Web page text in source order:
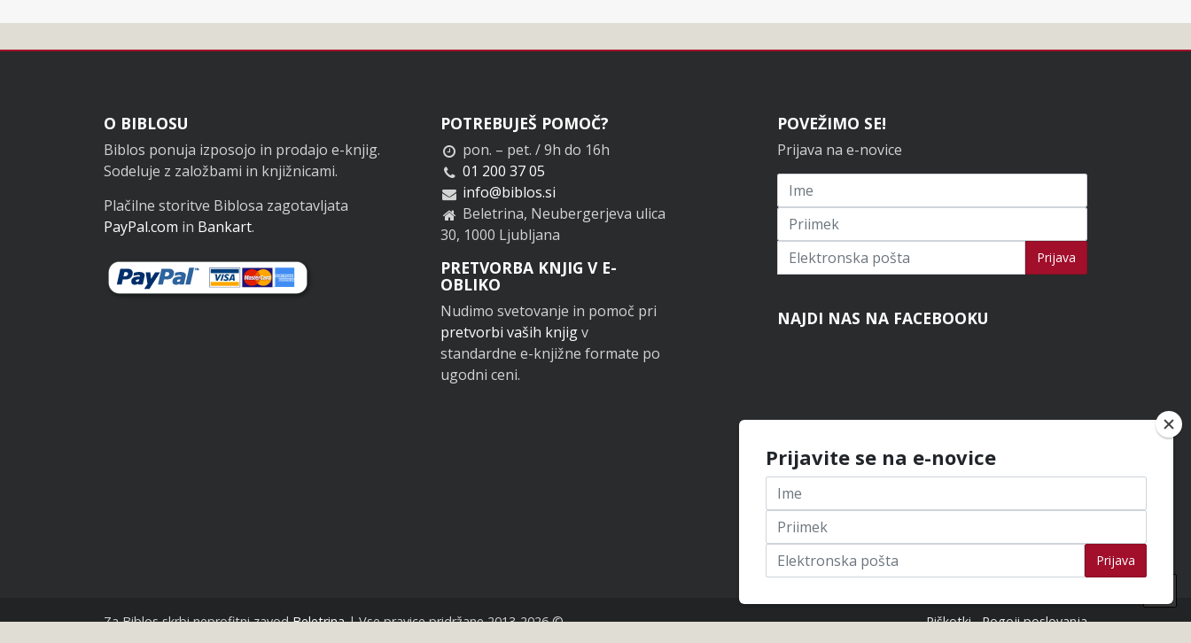
Noga
O BIBLOSU
Biblos ponuja izposojo in prodajo e-knjig.
Sodeluje z založbami in knjižnicami.
Plačilne storitve Biblosa zagotavljata
PayPal.com in Bankart.
POTREBUJEŠ POMOČ?
pon. – pet. / 9h do 16h
01 200 37 05
info@biblos.si
Beletrina, Neubergerjeva ulica
30, 1000 Ljubljana
PRETVORBA KNJIG V E-
OBLIKO
Nudimo svetovanje in pomoč pri
pretvorbi vaših knjigv
standardne e-knjižne formate po
ugodni ceni.
POVEŽIMO SE!
Prijava na e-novice
Prijavi se na novice Prijava
NAJDI NAS NA FACEBOOKU
Za Biblos skrbi neprofitni zavodBeletrina| Vse pravice pridržane 2013-2026 © Piškotki Pogoji poslovanja
na
Prijavite se na e-novice
Prijava